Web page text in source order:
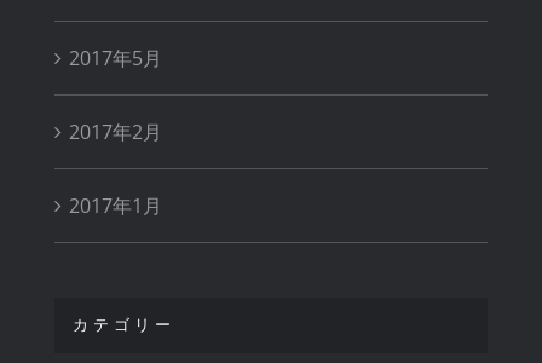
2017年5月
2017年2月
2017年1月
カテゴリー